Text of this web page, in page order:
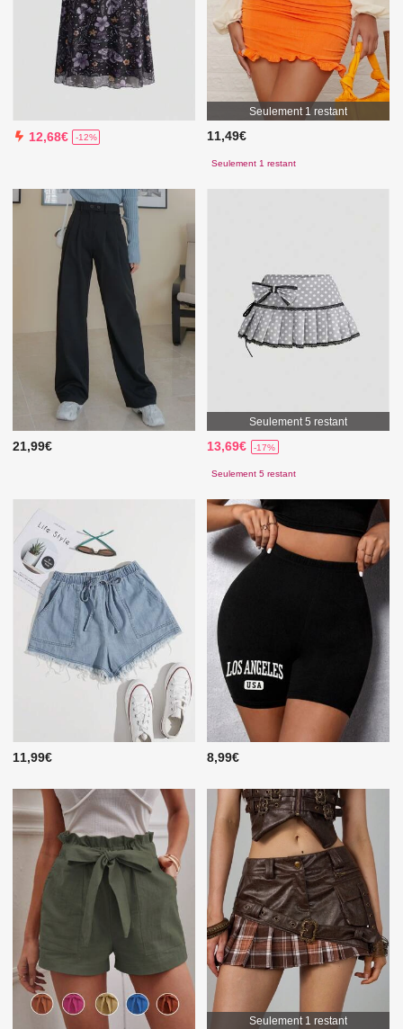
12,68€ -12%
Seulement 1 restant
11,49€
Seulement 1 restant
21,99€
Seulement 5 restant
13,69€ -17%
Seulement 5 restant
11,99€ 8,99€
Seulement 1 restant